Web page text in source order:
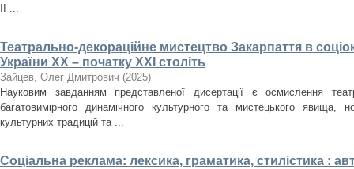
ІІ ...
Театрально-декораційне мистецтво Закарпаття в
України ХХ – початку ХХІ століть
Зайцев, Олег Дмитрович (2025)
Науковим завданням представленої дисертації є осмислення
багатовимірного динамічного культурного та мистецького явища,
культурних традицій та ...
Соціальна реклама: лексика, граматика, стилістика :